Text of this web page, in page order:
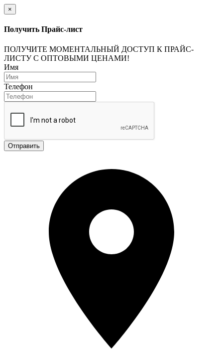
×
Получить Прайс-лист
ПОЛУЧИТЕ МОМЕНТАЛЬНЫЙ ДОСТУП К ПРАЙС-
ЛИСТУ С ОПТОВЫМИ ЦЕНАМИ!
Имя
Телефон
Отправить